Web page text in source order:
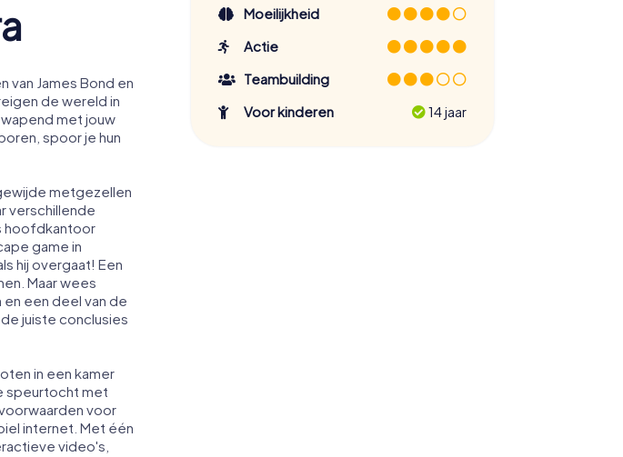
van James Bond en
de wereld in
met jouw
spoor je hun
metgezellen
verschillende
hoofdkantoor
game in
hij overgaat! Een
Maar wees
een deel van de
juiste conclusies
in een kamer
speurtocht met
voor
internet. Met één
video's,
Moeilijkheid
Actie
Teambuilding
Voor kinderen
14 jaar